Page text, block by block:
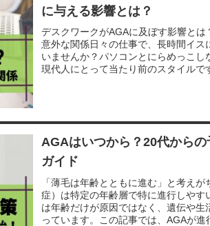
に与える影響とは？
デスクワークがAGAに及ぼす影響と
意外な関係日々の仕事で、長時間イス
いませんか？パソコンとにらめっこ
現代人にとって当たり前のスタイルで
AGAはいつから？20代から
ガイド
「薄毛は年齢とともに進む」と考え
症）は特定の年齢層で特に進行しやす
は年齢だけが原因ではなく、遺伝や生
っています。この記事では、AGAが進